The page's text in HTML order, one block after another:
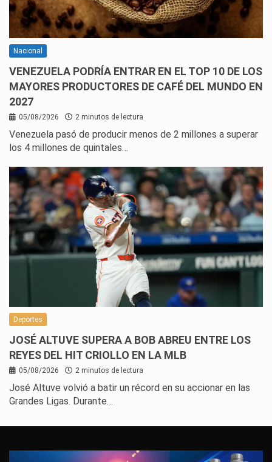
Nacional
VENEZUELA PODRÍA ENTRAR EN EL TOP 10 DE LOS
MAYORES PRODUCTORES DE CAFÉ DEL MUNDO EN
2027
05/08/2026 2 minutos de lectura
Venezuela pasó de producir menos de 2 millones a superar
los 4 millones de quintales…
Deportes
JOSÉ ALTUVE SUPERA A BOB ABREU ENTRE LOS
REYES DEL HIT CRIOLLO EN LA MLB
05/08/2026 2 minutos de lectura
José Altuve volvió a batir un récord en su accionar en las
Grandes Ligas. Durante…